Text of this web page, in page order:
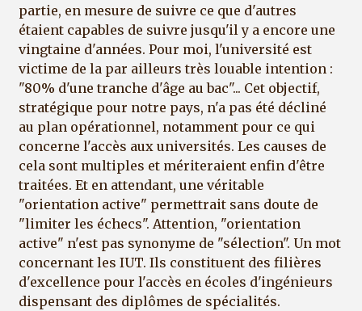
partie, en mesure de suivre ce que d'autres
étaient capables de suivre jusqu'il y a encore une
vingtaine d'années. Pour moi, l'université est
victime de la par ailleurs très louable intention :
"80% d'une tranche d'âge au bac"... Cet objectif,
stratégique pour notre pays, n'a pas été décliné
au plan opérationnel, notamment pour ce qui
concerne l'accès aux universités. Les causes de
cela sont multiples et mériteraient enfin d'être
traitées. Et en attendant, une véritable
"orientation active" permettrait sans doute de
"limiter les échecs". Attention, "orientation
active" n'est pas synonyme de "sélection". Un mot
concernant les IUT. Ils constituent des filières
d'excellence pour l'accès en écoles d'ingénieurs
dispensant des diplômes de spécialités.